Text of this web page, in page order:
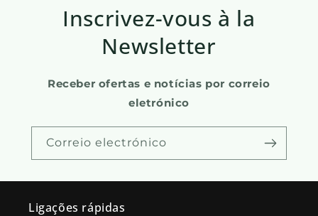
Inscrivez-vous à la
Newsletter
Receber ofertas e notícias por correio
eletrónico
Correio electrónico
Ligações rápidas